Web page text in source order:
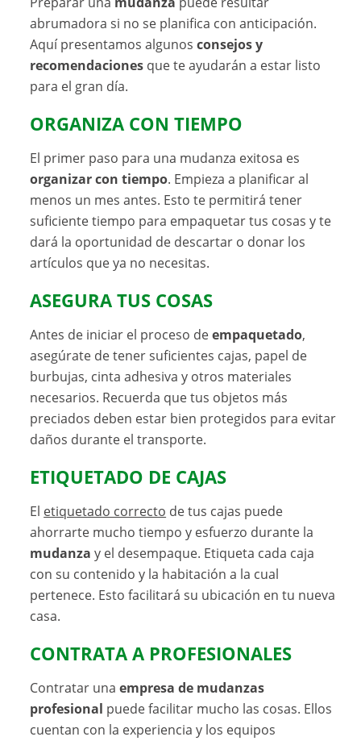
abrumadora si no se planifica con anticipación.
Aquí presentamos algunosconsejos y
recomendaciones que te ayudarán a estar listo
para el gran día.
ORGANIZA CON TIEMPO
El primer paso para una mudanza exitosa es
organizar con tiempo. Empieza a planificar al
menos un mes antes. Esto te permitirá tener
suficiente tiempo para empaquetar tus cosas y te
dará la oportunidad de descartar o donar los
artículos que ya no necesitas.
ASEGURA TUS COSAS
Antes de iniciar el proceso deempaquetado,
asegúrate de tener suficientes cajas, papel de
burbujas, cinta adhesiva y otros materiales
necesarios. Recuerda que tus objetos más
preciados deben estar bien protegidos para evitar
daños durante el transporte.
ETIQUETADO DE CAJAS
El etiquetado correcto de tus cajas puede
ahorrarte mucho tiempo y esfuerzo durante la
mudanza y el desempaque. Etiqueta cada caja
con su contenido y la habitación a la cual
pertenece. Esto facilitará su ubicación en tu nueva
casa.
CONTRATA A PROFESIONALES
Contratar unaempresa de mudanzas
profesional puede facilitar mucho las cosas. Ellos
cuentan con la experiencia y los equipos